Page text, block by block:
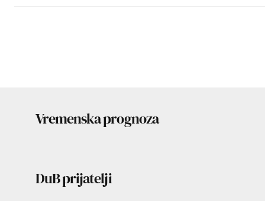
Vremenska prognoza
DuB prijatelji